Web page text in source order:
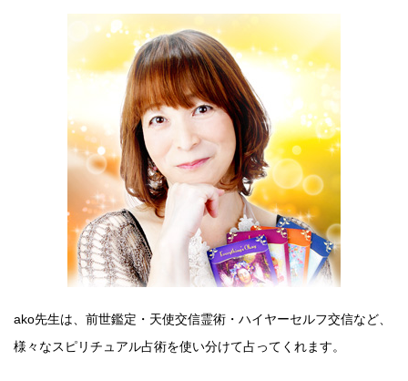
ako先生は、前世鑑定・天使交信霊術・ハイヤーセルフ交信など、
様々なスピリチュアル占術を使い分けて占ってくれます。